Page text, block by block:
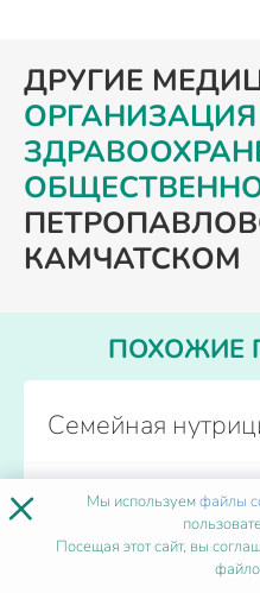
ДРУГИЕ
ОРГАНИЗАЦИЯ
КАМЧАТСКОМ
ПОХОЖИЕ
Семейная
Форма обучения
Количество часов
Начало обучения
× Мы используемфайлы
Посещая этот сайт, вы